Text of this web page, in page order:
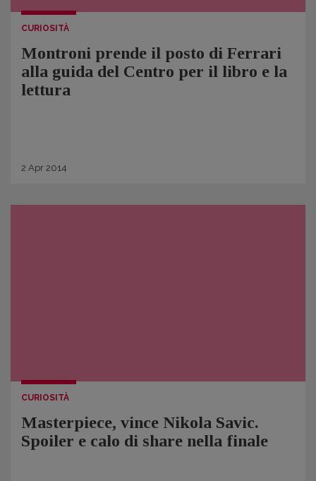
CURIOSITÀ
Montroni prende il posto di Ferrari
alla guida del Centro per il libro e la
lettura
2 Apr 2014
CURIOSITÀ
Masterpiece, vince Nikola Savic.
Spoiler e calo di share nella finale